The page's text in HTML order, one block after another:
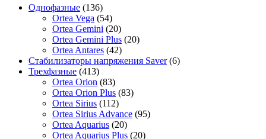
Однофазные (136)
Ortea Vega (54)
Ortea Gemini (20)
Ortea Gemini Plus (20)
Ortea Antares (42)
Стабилизаторы напряжения Saver (6)
Трехфазные (413)
Ortea Orion (83)
Ortea Orion Plus (83)
Ortea Sirius (112)
Ortea Sirius Advance (95)
Ortea Aquarius (20)
Ortea Aquarius Plus (20)